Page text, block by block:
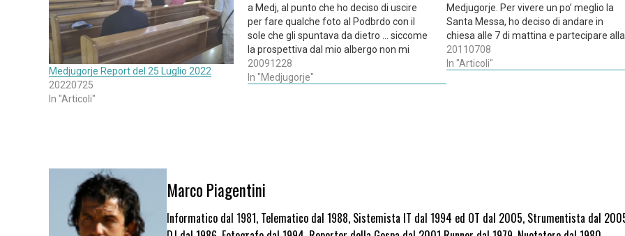
Medjugorje Report del 25 Luglio 2022
20220725
In "Articoli"
a Medj, al punto che ho deciso di uscire
per fare qualche foto al Podbrdo con il
sole che gli spuntava da dietro ... siccome
la prospettiva dal mio albergo non mi
piaceva gran che, mi sono spostato di un
centinaio di metri, quando ho…
20091228
In "Medjugorje"
Medjugorje. Per vivere un po’ meglio la
Santa Messa, ho deciso di andare in
chiesa alle 7 di mattina e partecipare alla
messa in croato delle 7:30 … questa è di
solito concelebrata da tutti i frati della
20110708
In "Articoli"
Marco Piagentini
Informatico dal 1981, Telematico dal 1988, Sistemista IT dal 1994 ed OT dal 2005, Strumentista dal